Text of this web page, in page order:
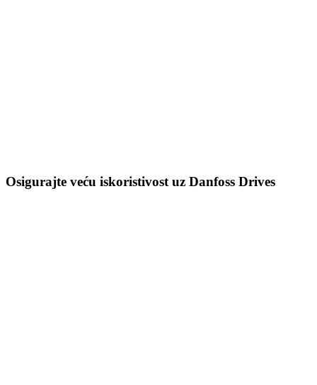
Osigurajte veću iskoristivost uz Danfoss Drives